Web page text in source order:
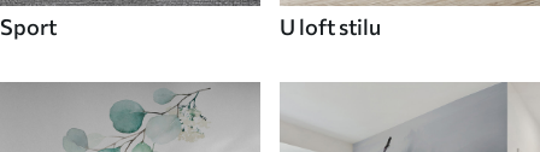
Sport U loft stilu